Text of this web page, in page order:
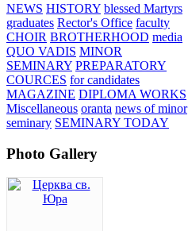
NEWS HISTORY blessed Martyrs
graduates Rector's Office faculty
CHOIR BROTHERHOOD media
QUO VADIS MINOR
SEMINARY PREPARATORY
COURCES for candidates
MAGAZINE DIPLOMA WORKS
Miscellaneous oranta news of minor
seminary SEMINARY TODAY
Photo Gallery